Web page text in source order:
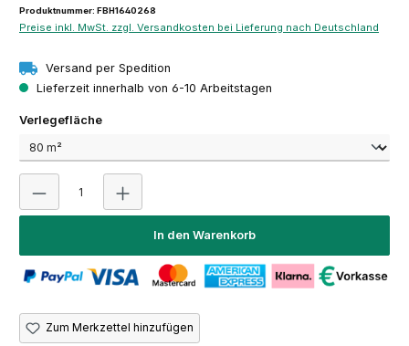
Produktnummer: FBH1640268
Preise inkl. MwSt. zzgl. Versandkosten bei Lieferung nach Deutschland
Versand per Spedition
Lieferzeit innerhalb von 6-10 Arbeitstagen
Verlegeflächeauswählen
In den Warenkorb
Zum Merkzettel hinzufügen